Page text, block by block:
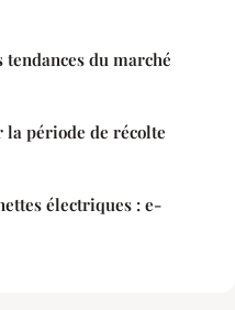
du marché
période de récolte
électriques : e-